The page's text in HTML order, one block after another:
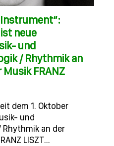
neue
und
/ Rhythmik an
FRANZ
dem 1. Oktober
und
an der
LISZT…